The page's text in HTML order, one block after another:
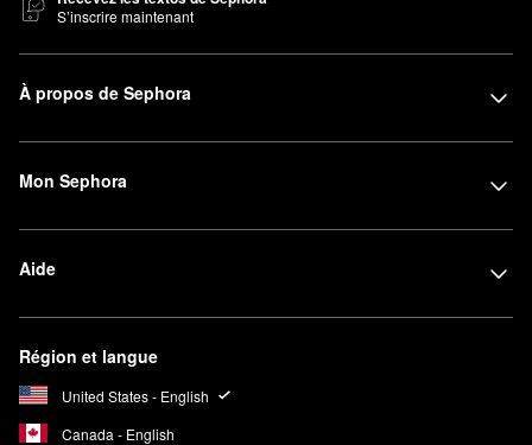
S’inscrire maintenant
À propos de Sephora
Mon Sephora
Aide
Région et langue
United States - English
Canada - English